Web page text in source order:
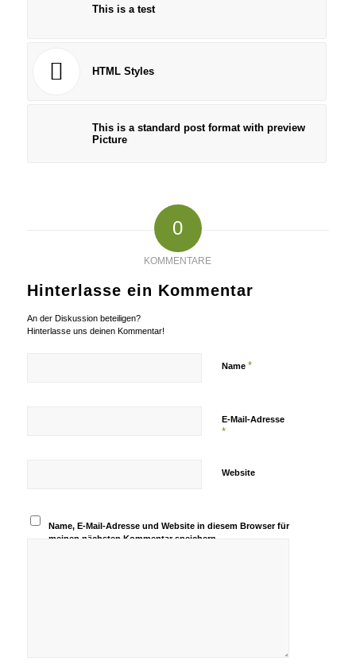
This is a test
HTML Styles
This is a standard post format with preview
Picture
0
KOMMENTARE
Hinterlasse ein Kommentar
An der Diskussion beteiligen?
Hinterlasse uns deinen Kommentar!
Name *
E-Mail-Adresse
*
Website
Name, E-Mail-Adresse und Website in diesem Browser für
meinen nächsten Kommentar speichern.